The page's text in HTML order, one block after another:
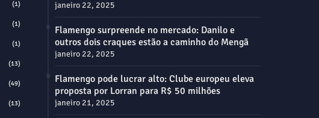
(1)
(1)
(1)
(13)
(49)
(13)
janeiro 22, 2025
Flamengo surpreende no mercado: Danilo e
outros dois craques estão a caminho do Mengã
janeiro 22, 2025
Flamengo pode lucrar alto: Clube europeu eleva
proposta por Lorran para R$ 50 milhões
janeiro 21, 2025